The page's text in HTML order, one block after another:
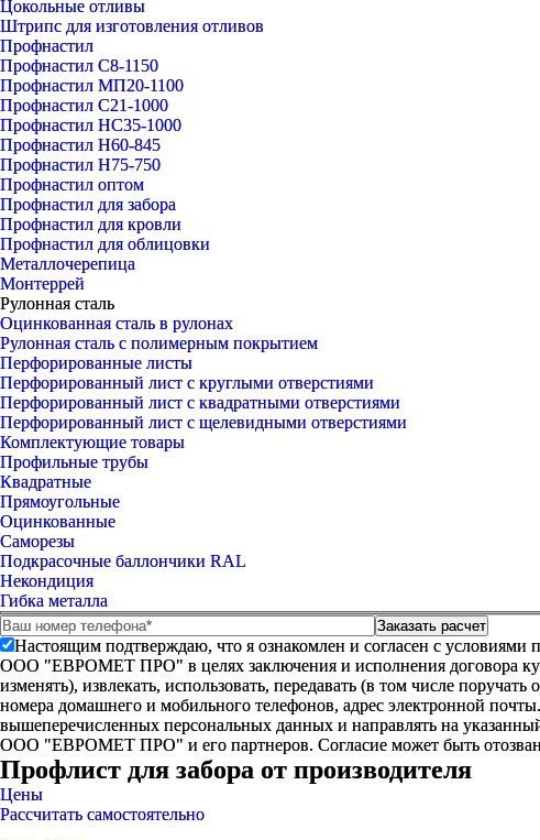
Цокольные отливы
Штрипс для изготовления отливов
Профнастил
Профнастил С8-1150
Профнастил МП20-1100
Профнастил С21-1000
Профнастил НС35-1000
Профнастил Н60-845
Профнастил Н75-750
Профнастил оптом
Профнастил для забора
Профнастил для кровли
Профнастил для облицовки
Металлочерепица
Монтеррей
Рулонная сталь
Оцинкованная сталь в рулонах
Рулонная сталь с полимерным покрытием
Перфорированные листы
Перфорированный лист с круглыми отверстиями
Перфорированный лист с квадратными отверстиями
Перфорированный лист с щелевидными отверстиями
Комплектующие товары
Профильные трубы
Квадратные
Прямоугольные
Оцинкованные
Саморезы
Подкрасочные баллончики RAL
Некондиция
Гибка металла
Настоящим подтверждаю, что я ознакомлен и согласен с условиями
ООО "ЕВРОМЕТ ПРО" в целях заключения и исполнения договора
изменять), извлекать, использовать, передавать (в том числе
номера домашнего и мобильного телефонов, адрес электронной
вышеперечисленных персональных данных и направлять на
ООО "ЕВРОМЕТ ПРО" и его партнеров. Согласие может быть
Профлист для забора от производителя
Цены
Рассчитать самостоятельно